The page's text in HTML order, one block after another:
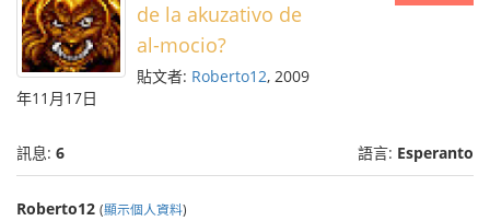
de la akuzativo de
al-mocio?
貼文者: Roberto12, 2009
年11月17日
訊息: 6 語言: Esperanto
Roberto12 (顯示個人資料)